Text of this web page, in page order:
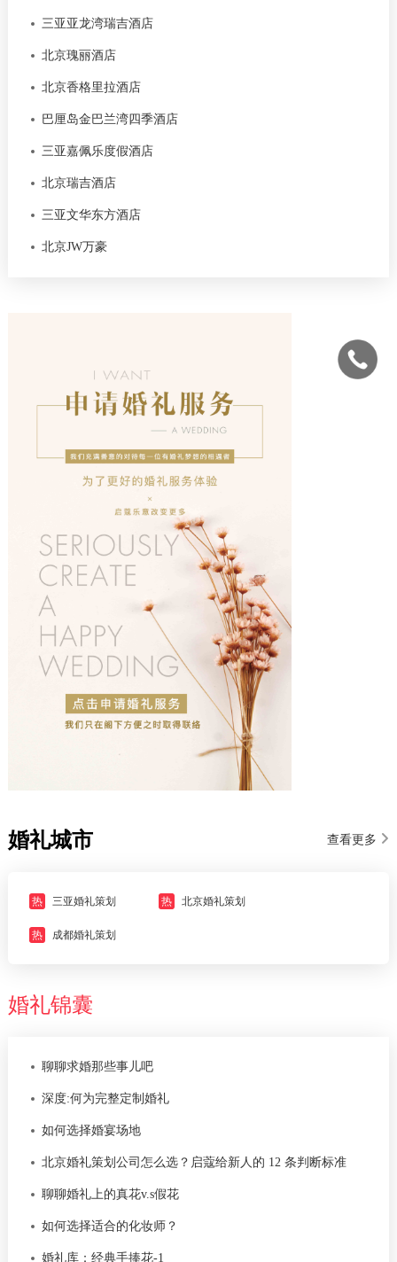
三亚亚龙湾瑞吉酒店
北京瑰丽酒店
北京香格里拉酒店
巴厘岛金巴兰湾四季酒店
三亚嘉佩乐度假酒店
北京瑞吉酒店
三亚文华东方酒店
北京JW万豪
婚礼城市 查看更多
热 三亚婚礼策划 热 北京婚礼策划
热 成都婚礼策划
婚礼锦囊
聊聊求婚那些事儿吧
深度:何为完整定制婚礼
如何选择婚宴场地
北京婚礼策划公司怎么选？启蔻给新人的 12 条判断标准
聊聊婚礼上的真花v.s假花
如何选择适合的化妆师？
婚礼库：经典手捧花-1